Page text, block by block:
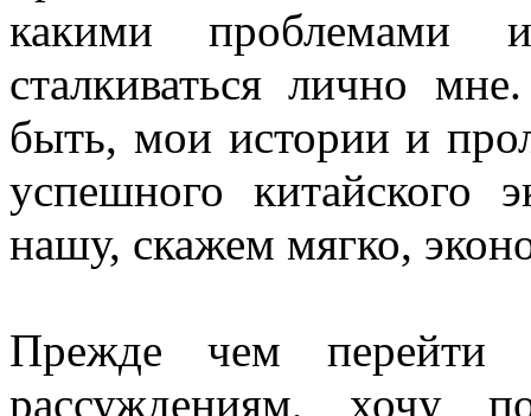
какими проблемами
сталкиваться лично
быть, мои истории и
успешного китайского
нашу, скажем мягко,
Прежде чем перейти
рассуждениям, хочу